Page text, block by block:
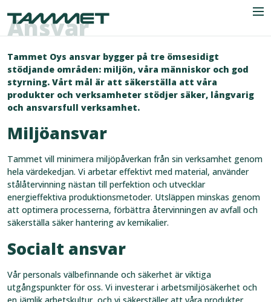
Företaget
Referenser
Nyheter
Kontaktuppgifter
Ansvar
Tammet Oys ansvar bygger på tre ömsesidigt
stödjande områden: miljön, våra människor och god
styrning. Vårt mål är att säkerställa att våra
produkter och verksamheter stödjer säker, långvarig
och ansvarsfull verksamhet.
Miljöansvar
Tammet vill minimera miljöpåverkan från sin verksamhet genom
hela värdekedjan. Vi arbetar effektivt med material, använder
stålåtervinning nästan till perfektion och utvecklar
energieffektiva produktionsmetoder. Utsläppen minskas genom
att optimera processerna, förbättra återvinningen av avfall och
säkerställa säker hantering av kemikalier.
Socialt ansvar
Vår personals välbefinnande och säkerhet är viktiga
utgångspunkter för oss. Vi investerar i arbetsmiljösäkerhet och